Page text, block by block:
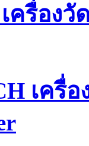
ครื่อง
เครื่